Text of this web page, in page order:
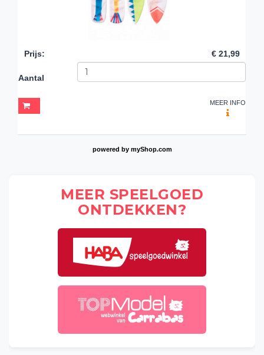
Prijs: € 21,99
Aantal
MEER INFO
powered by myShop.com
MEER SPEELGOED
ONTDEKKEN?